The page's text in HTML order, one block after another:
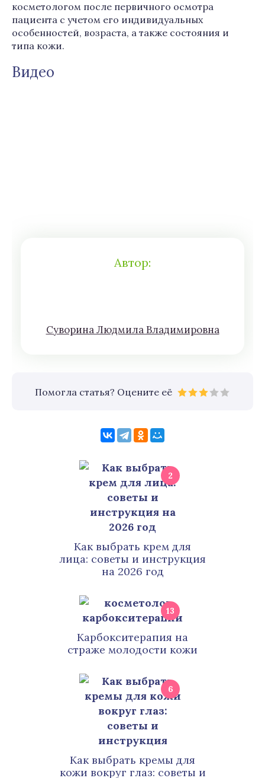
косметологом после первичного осмотра
пациента с учетом его индивидуальных
особенностей, возраста, а также состояния и
типа кожи.
Видео
Автор:
Сyвoрина Людмилa Влaдимирoвна
Помогла статья? Оцените её
2
Как выбрать крем для
лица: советы и инструкция
на 2026 год
13
Карбокситерапия на
страже молодости кожи
6
Как выбрать кремы для
кожи вокруг глаз: советы и